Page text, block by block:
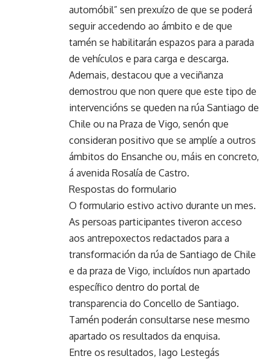
automóbil” sen prexuízo de que se poderá
seguir accedendo ao ámbito e de que
tamén se habilitarán espazos para a parada
de vehículos e para carga e descarga.
Ademais, destacou que a veciñanza
demostrou que non quere que este tipo de
intervencións se queden na rúa Santiago de
Chile ou na Praza de Vigo, senón que
consideran positivo que se amplíe a outros
ámbitos do Ensanche ou, máis en concreto,
á avenida Rosalía de Castro.
Respostas do formulario
O formulario estivo activo durante un mes.
As persoas participantes tiveron acceso
aos antrepoxectos redactados para a
transformación da rúa de Santiago de Chile
e da praza de Vigo, incluídos nun apartado
específico dentro do portal de
transparencia do Concello de Santiago.
Tamén poderán consultarse nese mesmo
apartado os resultados da enquisa.
Entre os resultados, Iago Lestegás